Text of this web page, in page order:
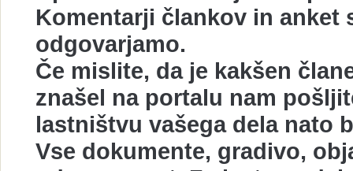
Komentarji člankov in anket
odgovarjamo.
Če mislite, da je kakšen
znašel na portalu nam
lastništvu vašega dela nato
Vse dokumente, gradivo,